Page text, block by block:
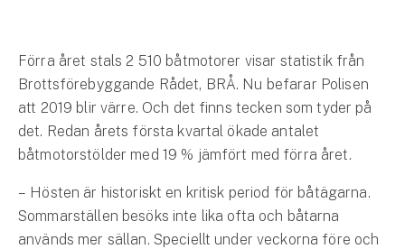
Jakthundsförsäkring
Kattförsäkring
Hem & hus
Hemförsäkring
Förra året stals 2 510 båtmotorer visar statistik från
Brottsförebyggande Rådet, BRÅ. Nu befarar Polisen
att 2019 blir värre. Och det finns tecken som tyder på
det. Redan årets första kvartal ökade antalet
båtmotorstölder med 19 % jämfört med förra året.
– Hösten är historiskt en kritisk period för båtägarna.
Sommarställen besöks inte lika ofta och båtarna
används mer sällan. Speciellt under veckorna före och